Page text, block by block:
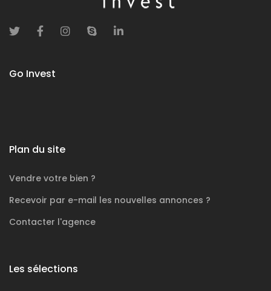
Go Invest
Plan du site
Vendre votre bien ?
Recevoir par e-mail les nouvelles annonces ?
Contacter l'agence
Les sélections